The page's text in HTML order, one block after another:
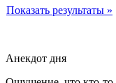
Показать результаты »
Анекдот дня